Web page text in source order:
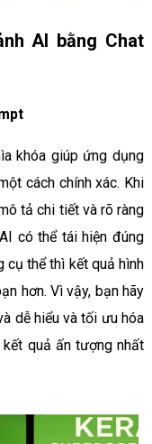
AI bằng Chat
khóa giúp ứng dụng
cách chính xác. Khi
tả chi tiết và rõ ràng
có thể tái hiện đúng
cụ thể thì kết quả hình
hơn. Vì vậy, bạn hãy
dễ hiểu và tối ưu hóa
quả ấn tượng nhất